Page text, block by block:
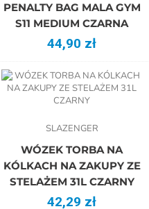
PENALTY BAG MALA GYM
S11 MEDIUM CZARNA
44,90 zł
SLAZENGER
WÓZEK TORBA NA
KÓLKACH NA ZAKUPY ZE
STELAŻEM 31L CZARNY
42,29 zł